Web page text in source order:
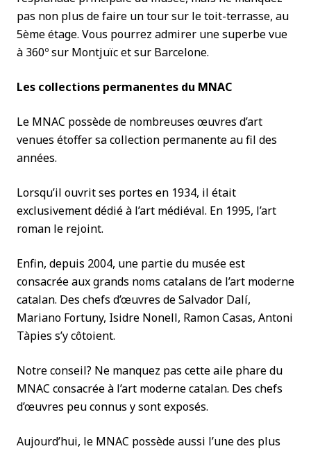
pas non plus de faire un tour sur le toit-terrasse, au
5ème étage. Vous pourrez admirer une superbe vue
à 360º sur Montjuïc et sur Barcelone.
Les collections permanentes du MNAC
Le MNAC possède de nombreuses œuvres d’art
venues étoffer sa collection permanente au fil des
années.
Lorsqu’il ouvrit ses portes en 1934, il était
exclusivement dédié à l’art médiéval. En 1995, l’art
roman le rejoint.
Enfin, depuis 2004, une partie du musée est
consacrée aux grands noms catalans de l’art moderne
catalan. Des chefs d’œuvres de Salvador Dalí,
Mariano Fortuny, Isidre Nonell, Ramon Casas, Antoni
Tàpies s’y côtoient.
Notre conseil? Ne manquez pas cette aile phare du
MNAC consacrée à l’art moderne catalan. Des chefs
d’œuvres peu connus y sont exposés.
Aujourd’hui, le MNAC possède aussi l’une des plus